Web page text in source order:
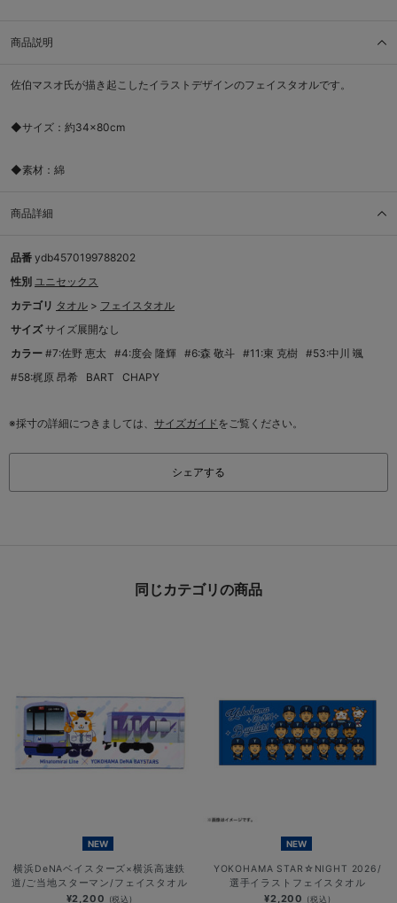
商品説明
佐伯マスオ氏が描き起こしたイラストデザインのフェイスタオルです。
◆サイズ：約34×80cm
◆素材：綿
商品詳細
品番 ydb4570199788202
性別 ユニセックス
カテゴリ タオル > フェイスタオル
サイズ サイズ展開なし
カラー #7:佐野 恵太 #4:度会 隆輝 #6:森 敬斗 #11:東 克樹 #53:中川 颯
#58:梶原 昂希
BART CHAPY
※採寸の詳細につきましては、 サイズガイドをご覧ください。
シェアする
同じカテゴリの商品
NEW
横浜DeNAベイスターズ×横浜高速鉄
道/ご当地スターマン/フェイスタオル
¥2,200 (税込)
NEW
YOKOHAMA STAR☆NIGHT 2026/
選手イラストフェイスタオル
¥2,200 (税込)